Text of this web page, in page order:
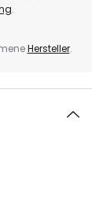
.
Hersteller.